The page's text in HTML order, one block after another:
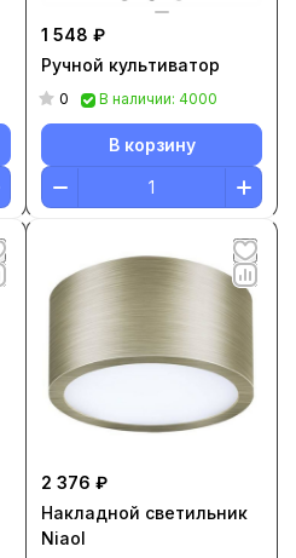
1 548 ₽
Ручной культиватор
0 В наличии: 4000
В корзину
2 376 ₽
Накладной светильник
Niaol